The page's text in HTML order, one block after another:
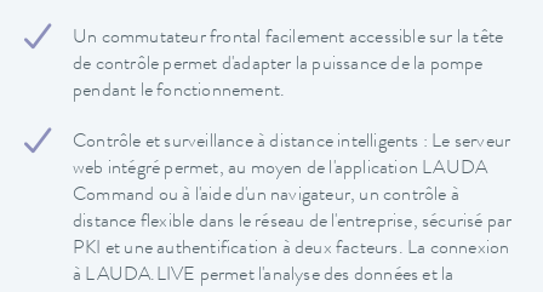
Un commutateur frontal facilement accessible sur la tête
de contrôle permet d'adapter la puissance de la pompe
pendant le fonctionnement.
Contrôle et surveillance à distance intelligents : Le serveur
web intégré permet, au moyen de l'application LAUDA
Command ou à l'aide d'un navigateur, un contrôle à
distance flexible dans le réseau de l'entreprise, sécurisé par
PKI et une authentification à deux facteurs. La connexion
à LAUDA.LIVE permet l'analyse des données et la